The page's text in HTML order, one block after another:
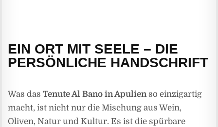
EIN ORT MIT SEELE – DIE
PERSÖNLICHE HANDSCHRIFT
Was dasTenute Al Bano in Apulienso einzigartig
macht, ist nicht nur die Mischung aus Wein,
Oliven, Natur und Kultur. Es ist die spürbare